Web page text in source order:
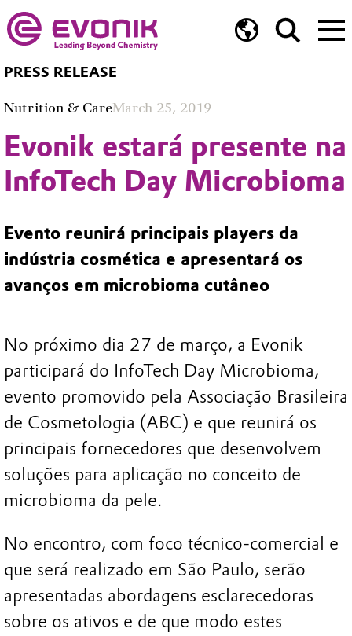
PRESS RELEASE
Nutrition & CareMarch 25, 2019
Evonik estará presente na
InfoTech Day Microbioma
Evento reunirá principais players da
indústria cosmética e apresentará os
avanços em microbioma cutâneo
No próximo dia 27 de março, a Evonik
participará do InfoTech Day Microbioma,
evento promovido pela Associação Brasileira
de Cosmetologia (ABC) e que reunirá os
principais fornecedores que desenvolvem
soluções para aplicação no conceito de
microbioma da pele.
No encontro, com foco técnico-comercial e
que será realizado em São Paulo, serão
apresentadas abordagens esclarecedoras
sobre os ativos e de que modo estes